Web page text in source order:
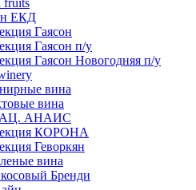
fruits
ЕКД
Гаясон
Гаясон п/у
Гаясон Новогодняя п/у
вина
вина
АНАИС
КОРОНА
Геворкян
вина
Бренди